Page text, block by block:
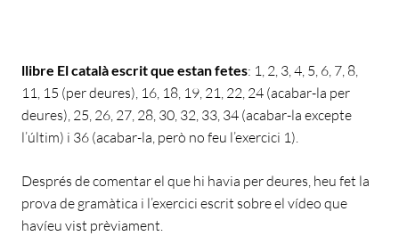
llibre El català escrit que estan fetes: 1, 2, 3, 4, 5, 6, 7, 8,
11, 15 (per deures), 16, 18, 19, 21, 22, 24 (acabar-la per
deures), 25, 26, 27, 28, 30, 32, 33, 34 (acabar-la excepte
l’últim) i 36 (acabar-la, però no feu l’exercici 1).
Després de comentar el que hi havia per deures, heu fet la
prova de gramàtica i l’exercici escrit sobre el vídeo que
havíeu vist prèviament.